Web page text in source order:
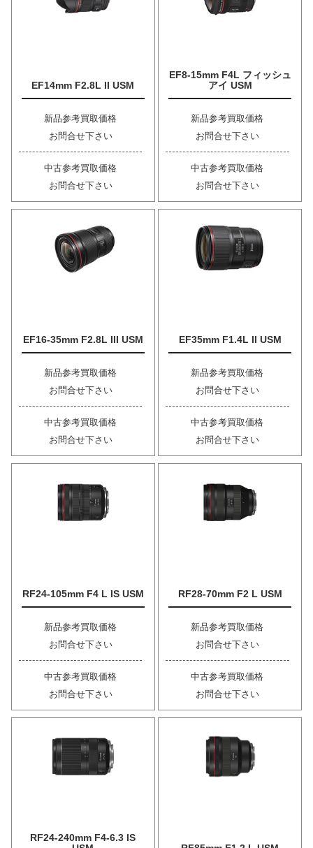
EF14mm F2.8L II USM
新品参考買取価格
お問合せ下さい
中古参考買取価格
お問合せ下さい
EF8-15mm F4L フィッシュ
アイ USM
新品参考買取価格
お問合せ下さい
中古参考買取価格
お問合せ下さい
EF16-35mm F2.8L III USM
新品参考買取価格
お問合せ下さい
中古参考買取価格
お問合せ下さい
EF35mm F1.4L II USM
新品参考買取価格
お問合せ下さい
中古参考買取価格
お問合せ下さい
RF24-105mm F4 L IS USM
新品参考買取価格
お問合せ下さい
中古参考買取価格
お問合せ下さい
RF28-70mm F2 L USM
新品参考買取価格
お問合せ下さい
中古参考買取価格
お問合せ下さい
RF24-240mm F4-6.3 IS